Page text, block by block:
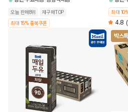
오늘 판매8위
재구매TOP
최대 15% 중복쿠폰
최대
4.8
박스